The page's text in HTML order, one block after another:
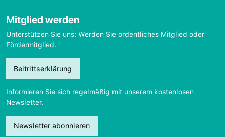
Mitglied werden
Unterstützen Sie uns: Werden Sie ordentliches Mitglied oder
Fördermitglied.
Beitrittserklärung
Informieren Sie sich regelmäßig mit unserem kostenlosen
Newsletter.
Newsletter abonnieren